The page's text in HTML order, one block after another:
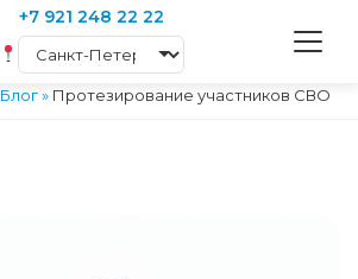
+7 921 248 22 22
Блог» Протезирование участников СВО